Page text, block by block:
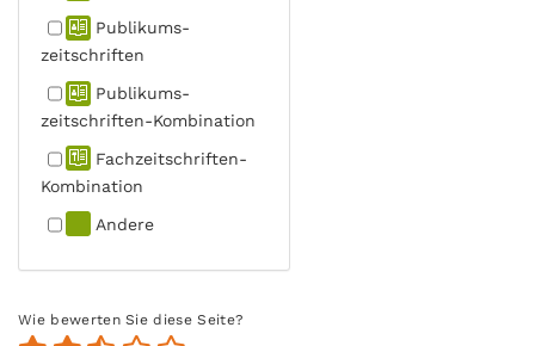
Publikums­
zeitschriften
Publikums­
zeitschriften-Kombination
Fachzeit­schriften-
Kombination
Andere
Wie bewerten Sie diese Seite?